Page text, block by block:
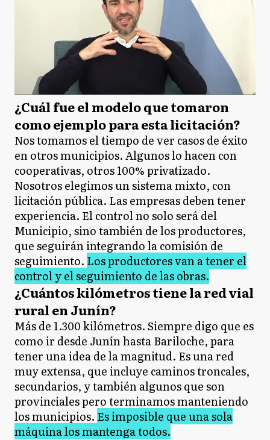
¿Cuál fue el modelo que tomaron
como ejemplo para esta licitación?
Nos tomamos el tiempo de ver casos de éxito
en otros municipios. Algunos lo hacen con
cooperativas, otros 100% privatizado.
Nosotros elegimos un sistema mixto, con
licitación pública. Las empresas deben tener
experiencia. El control no solo será del
Municipio, sino también de los productores,
que seguirán integrando la comisión de
seguimiento. Los productores van a tener el
control y el seguimiento de las obras.
¿Cuántos kilómetros tiene la red vial
rural en Junín?
Más de 1.300 kilómetros. Siempre digo que es
como ir desde Junín hasta Bariloche, para
tener una idea de la magnitud. Es una red
muy extensa, que incluye caminos troncales,
secundarios, y también algunos que son
provinciales pero terminamos manteniendo
los municipios. Es imposible que una sola
máquina los mantenga todos.